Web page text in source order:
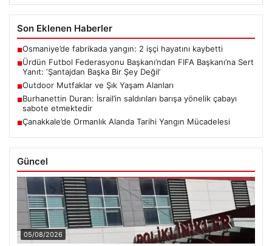
Son Eklenen Haberler
■Osmaniye’de fabrikada yangın: 2 işçi hayatını kaybetti
■Ürdün Futbol Federasyonu Başkanı’ndan FIFA Başkanı’na Sert
Yanıt: ‘Şantajdan Başka Bir Şey Değil’
■Outdoor Mutfaklar ve Şık Yaşam Alanları
■Burhanettin Duran: İsrail’in saldırıları barışa yönelik çabayı
sabote etmektedir
■Çanakkale’de Ormanlık Alanda Tarihi Yangın Mücadelesi
Güncel
05/08/2026